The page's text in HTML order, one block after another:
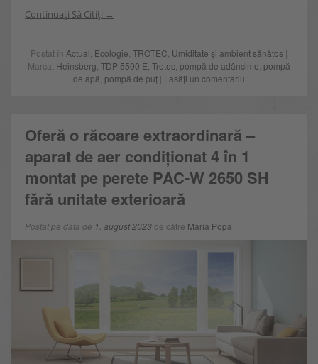
Continuați Să Citiți
Postat în Actual Ecologie TROTEC Umiditate și ambient sănătos |
Marcat Heinsberg TDP 5500 E Trotec pompă de adâncime pompă
de apă pompă de puț | Lasăți un comentariu
Oferă o răcoare extraordinară –
aparat de aer condiționat 4 în 1
montat pe perete PAC-W 2650 SH
fără unitate exterioară
Postat pe data de 1. august 2023de către Maria Popa